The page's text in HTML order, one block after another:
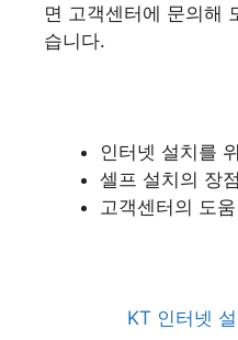
면 고객센터에 문의해
습니다.
인터넷 설치를
셀프 설치의 장
고객센터의 도
KT 인터넷